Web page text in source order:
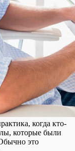
когда кто-
которые были
это